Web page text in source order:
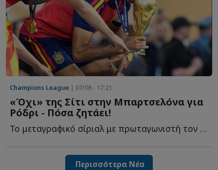
Champions League | 07/08 - 17:21
«Όχι» της Σίτι στην Μπαρτσελόνα για
Ρόδρι - Πόσα ζητάει!
Το μεταγραφικό σίριαλ με πρωταγωνιστή τον Ρόδρι φαίνεται π...
Περισσότερα Νέα